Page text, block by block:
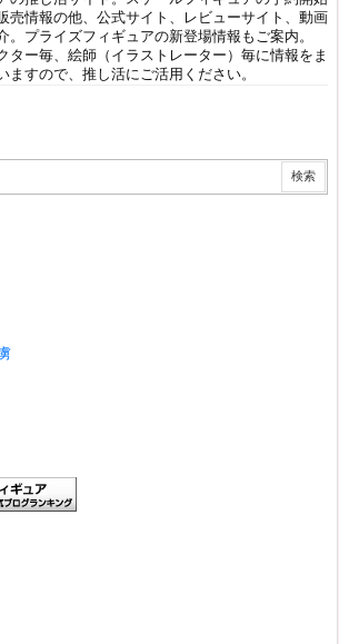
売情報の他、公式サイト、レビューサイト、動画
。プライズフィギュアの新登場情報もご案内。
ター毎、絵師（イラストレーター）毎に情報をま
ますので、推し活にご活用ください。